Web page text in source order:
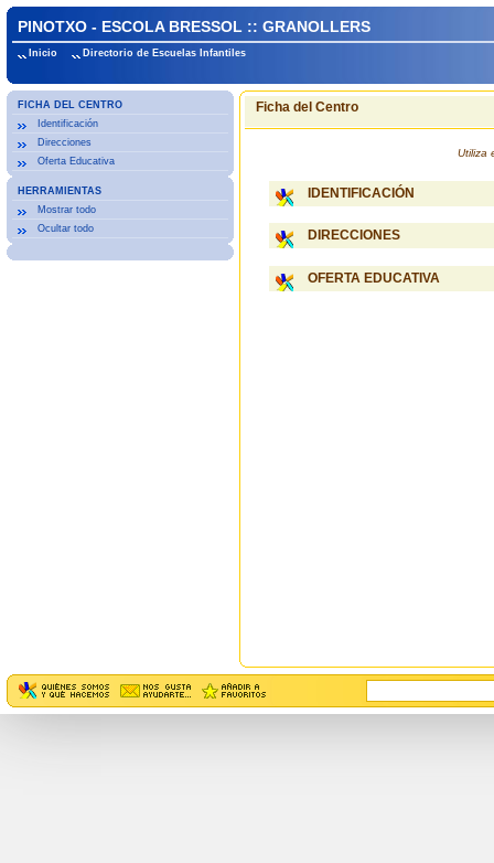
PINOTXO - ESCOLA BRESSOL :: GRANOLLERS
Inicio Directorio de Escuelas Infantiles
FICHA DEL CENTRO
Identificación
Direcciones
Oferta Educativa
HERRAMIENTAS
Mostrar todo
Ocultar todo
Ficha del Centro
Utiliza
IDENTIFICACIÓN
DIRECCIONES
OFERTA EDUCATIVA